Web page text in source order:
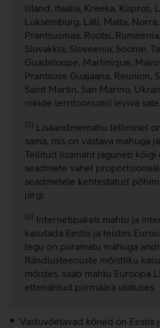
Island, Itaalia, Kreeka, Küpros,
Luksemburg, Läti, Malta,
Prantsusmaa, Rootsi,
Slovakkia, Sloveenia, Soome,
Guadeloupe, Martinique,
Prantsuse Guajaana, Reunion,
Saint Martin, San Marino,
riikide territooriumil leviva
(5) Lisaandmemahu tellimisel
sama, mis on vastava mahuga
Tellitud lisamaht jaguneb
seadmete vahel
seadmetele kehtestatud
järgi.
(6) Internetipaketi mahtu ja
kasutada Eestis ja teistes
tegu on piiramatu mahuga
Rändlusteenuste mõistliku
mõistes, saab mahtu Euroopa
ettenähtud piirmäära ulatuses.
Vastuvõetavad kõned on Eestis